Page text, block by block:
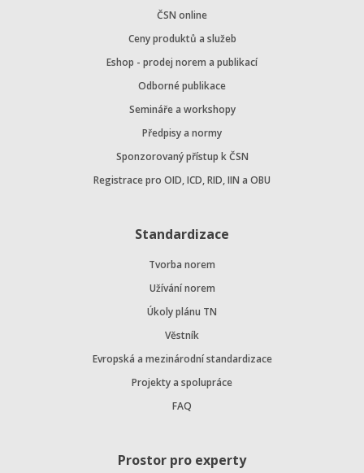
ČSN online
Ceny produktů a služeb
Eshop - prodej norem a publikací
Odborné publikace
Semináře a workshopy
Předpisy a normy
Sponzorovaný přístup k ČSN
Registrace pro OID, ICD, RID, IIN a OBU
Standardizace
Tvorba norem
Užívání norem
Úkoly plánu TN
Věstník
Evropská a mezinárodní standardizace
Projekty a spolupráce
FAQ
Prostor pro experty